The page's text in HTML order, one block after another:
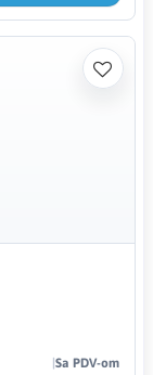
Sa PDV-om